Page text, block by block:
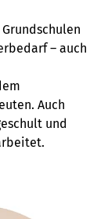
– auch
Auch
und